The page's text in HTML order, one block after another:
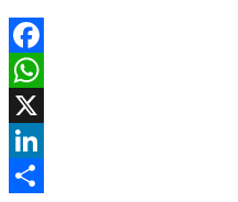
Facebook
WhatsApp
X
LinkedIn